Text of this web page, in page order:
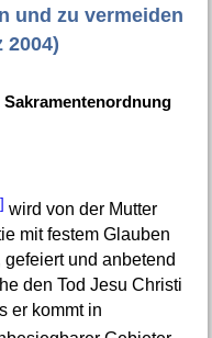
und zu vermeiden
2004)
wird von der Mutter
mit festem Glauben
und anbetend
den Tod Jesu Christi
er kommt in